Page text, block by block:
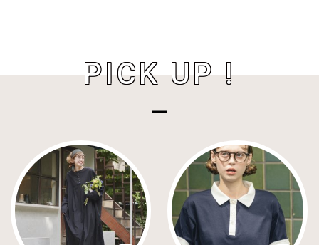
PICK UP !